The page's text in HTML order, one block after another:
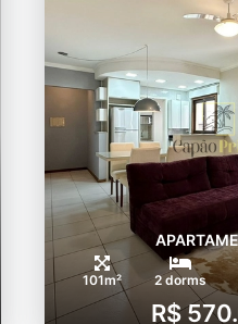
101m² 2 dorms
R$